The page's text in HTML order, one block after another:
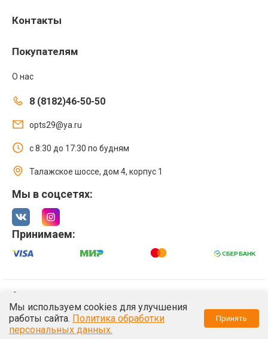
Контакты
Покупателям
О нас
8 (8182)46-50-50
opts29@ya.ru
с 8:30 до 17:30 по будням
Талажское шоссе, дом 4, корпус 1
Мы в соцсетях:
Принимаем:
Политика обработки персональных данных
/**/
Мы используем cookies для улучшения
работы сайта. Политика обработки
персональных данных.
Принять